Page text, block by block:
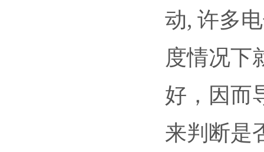
动, 许多
度情况下
好，因而
来判断是